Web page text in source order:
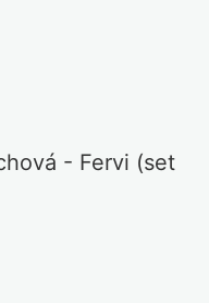
- Fervi (set